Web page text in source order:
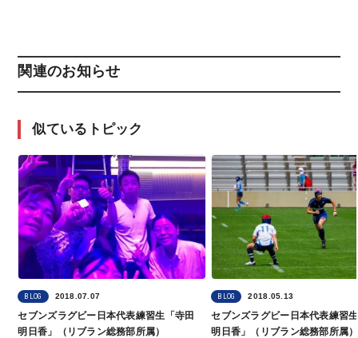
関連のお知らせ
似ているトピック
BLOG 2018.07.07
セブンズラグビー日本代表練習生「寺田
明日香」（リブラン総務部所属）
BLOG 2018.05.13
セブンズラグビー日本代表練習
明日香」（リブラン総務部所属）